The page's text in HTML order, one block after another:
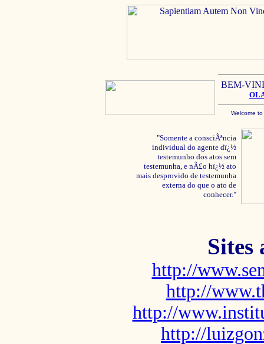
BEM-
Welcome
"Somente a consciÃªncia
individual do agente dï¿½
testemunho dos atos sem
testemunha, e nÃ£o hï¿½ ato
mais desprovido de testemunha
externa do que o ato de
conhecer."
Sites
http://
http://
http://
http://